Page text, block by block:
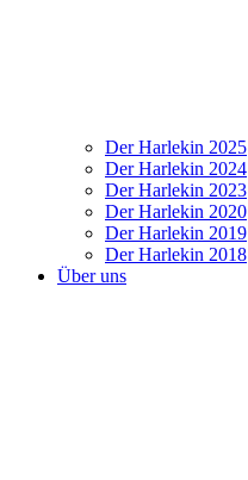
Der Harlekin 2025
Der Harlekin 2024
Der Harlekin 2023
Der Harlekin 2020
Der Harlekin 2019
Der Harlekin 2018
Über uns